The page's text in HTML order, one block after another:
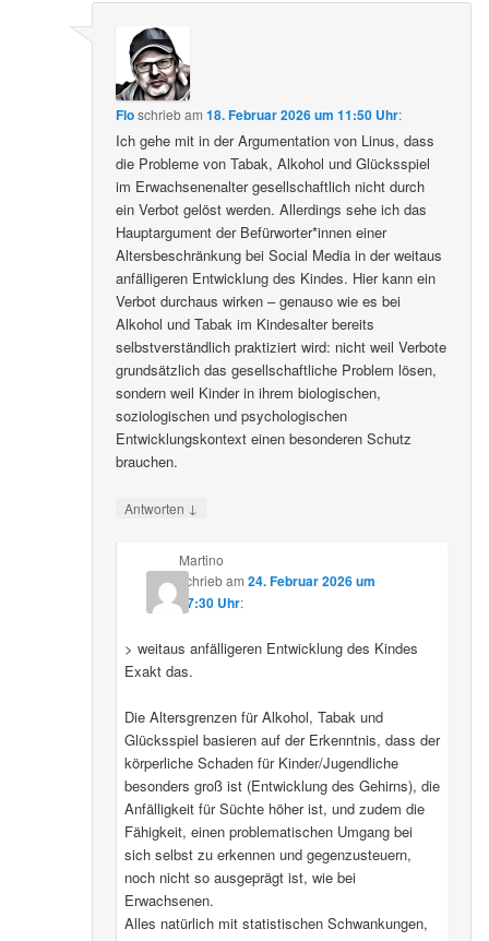
Floschriebam18. Februar 2026 um 11:50 Uhr:
Ich gehe mit in der Argumentation von Linus, dass
die Probleme von Tabak, Alkohol und Glücksspiel
im Erwachsenenalter gesellschaftlich nicht durch
ein Verbot gelöst werden. Allerdings sehe ich das
Hauptargument der Befürworter*innen einer
Altersbeschränkung bei Social Media in der weitaus
anfälligeren Entwicklung des Kindes. Hier kann ein
Verbot durchaus wirken – genauso wie es bei
Alkohol und Tabak im Kindesalter bereits
selbstverständlich praktiziert wird: nicht weil Verbote
grundsätzlich das gesellschaftliche Problem lösen,
sondern weil Kinder in ihrem biologischen,
soziologischen und psychologischen
Entwicklungskontext einen besonderen Schutz
brauchen.
Antworten ↓
Martino
schriebam 24. Februar 2026 um
07:30 Uhr:
> weitaus anfälligeren Entwicklung des Kindes
Exakt das.
Die Altersgrenzen für Alkohol, Tabak und
Glücksspiel basieren auf der Erkenntnis, dass der
körperliche Schaden für Kinder/Jugendliche
besonders groß ist (Entwicklung des Gehirns), die
Anfälligkeit für Süchte höher ist, und zudem die
Fähigkeit, einen problematischen Umgang bei
sich selbst zu erkennen und gegenzusteuern,
noch nicht so ausgeprägt ist, wie bei
Erwachsenen.
Alles natürlich mit statistischen Schwankungen,